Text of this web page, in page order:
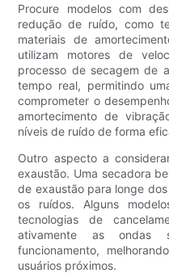
Procure modelos com
redução de ruído, como
materiais de
utilizam motores de
processo de secagem de
tempo real, permitindo
comprometer o
amortecimento de
níveis de ruído de forma
Outro aspecto a
exaustão. Uma secadora
de exaustão para longe
os ruídos. Alguns
tecnologias de
ativamente as ondas
funcionamento,
usuários próximos.